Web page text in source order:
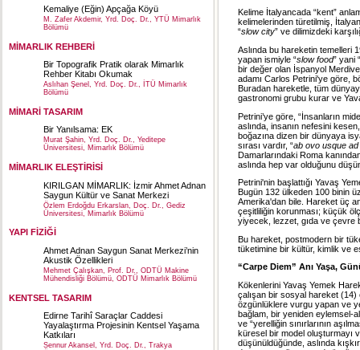
Kemaliye (Eğin) Apçağa Köyü
M. Zafer Akdemir, Yrd. Doç. Dr., YTÜ Mimarlık
Bölümü
MİMARLIK REHBERİ
Bir Topografik Pratik olarak Mimarlık
Rehber Kitabı Okumak
Aslıhan Şenel, Yrd. Doç. Dr., İTÜ Mimarlık
Bölümü
MİMARİ TASARIM
Bir Yanılsama: EK
Murat Şahin, Yrd. Doç. Dr., Yeditepe
Üniversitesi, Mimarlık Bölümü
MİMARLIK ELEŞTİRİSİ
KIRILGAN MİMARLIK: İzmir Ahmet Adnan
Saygun Kültür ve Sanat Merkezi
Özlem Erdoğdu Erkarslan, Doç. Dr., Gediz
Üniversitesi, Mimarlık Bölümü
YAPI FİZİĞİ
Ahmet Adnan Saygun Sanat Merkezi’nin
Akustik Özellikleri
Mehmet Çalışkan, Prof. Dr., ODTÜ Makine
Mühendisliği Bölümü, ODTÜ Mimarlık Bölümü
KENTSEL TASARIM
Edirne Tarihî Saraçlar Caddesi
Yayalaştırma Projesinin Kentsel Yaşama
Katkıları
Sennur Akansel, Yrd. Doç. Dr., Trakya
Kelime İtalyancada “kent”
kelimelerinden türetilmiş,
“slow city” ve dilimizdeki
Aslında bu hareketin temelleri
yapan ismiyle “slow food” yani
bir değer olan İspanyol
adamı Carlos Petrini'ye göre,
Buradan hareketle, tüm
gastronomi grubu kurar ve
Petrini’ye göre, “İnsanların
aslında, insanın nefesini
boğazına dizen bir dünyaya
sırası vardır, “ab ovo usque ad
Damarlarındaki Roma
aslında hep var olduğunu
Petrini'nin başlattığı Yavaş
Bugün 132 ülkeden 100 binin
Amerika'dan bile. Hareket üç
çeşitliliğin korunması; küçük
yiyecek, lezzet, gıda ve çevre
Bu hareket, postmodern bir
tüketimine bir kültür, kimlik ve
“Carpe Diem” Anı Yaşa,
Kökenlerini Yavaş Yemek
çalışan bir sosyal hareket
özgünlüklere vurgu yapan ve
bağlam, bir yeniden eylemsel-
ve “yerelliğin sınırlarının
küresel bir model oluşturmayı
düşünüldüğünde, aslında